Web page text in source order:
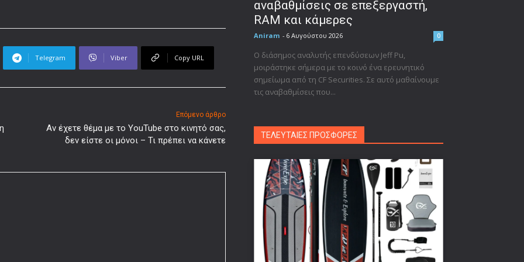
Telegram Viber Copy URL
Επόμενο άρθρο
Αν έχετε θέμα με το YouTube στο κινητό σας,
δεν είστε οι μόνοι – Τι πρέπει να κάνετε
αναβαθμίσεις σε επεξεργαστή,
RAM και κάμερες
Aniram - 6 Αυγούστου 2026 0
Ο διάσημος αναλυτής επενδύσεων Jeff Pu,
μοιράστηκε σήμερα με το κοινό ένα ερευνητικό
σημείωμα από τη CF Securities. Σε αυτό μαθαίνουμε
τις αναβαθμίσεις που...
ΤΕΛΕΥΤΑΙΕΣ ΠΡΟΣΦΟΡΕΣ